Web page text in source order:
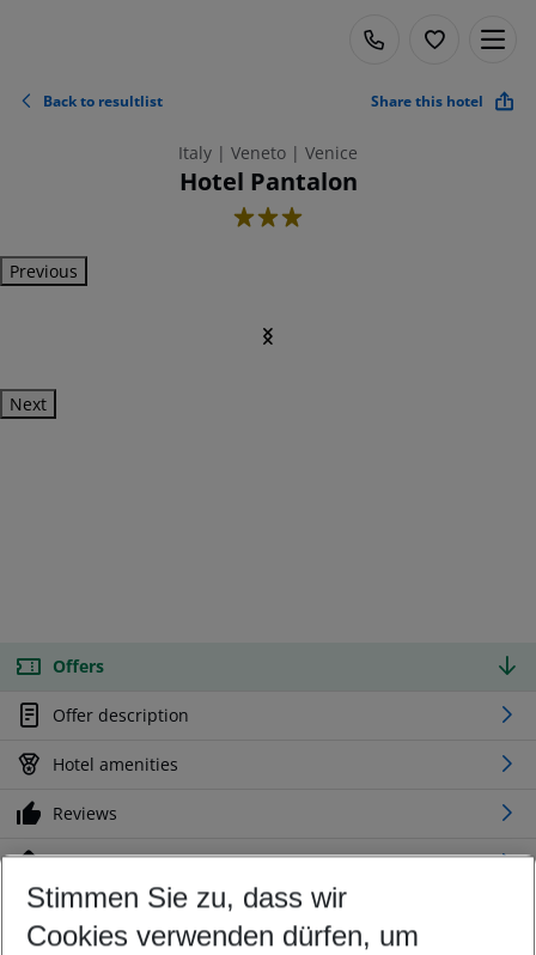
Back to resultlist Share this hotel
Italy | Veneto | Venice
Hotel Pantalon
3
Previous
Next
Offers
Offer description
Hotel amenities
Reviews
Location
Customize your offer
Stimmen Sie zu, dass wir
Cookies verwenden dürfen, um